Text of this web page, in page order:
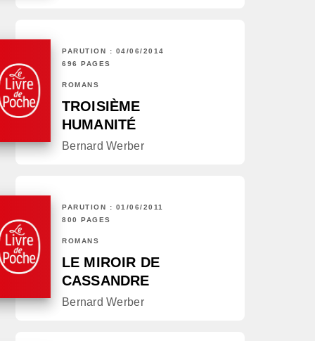
PARUTION : 04/06/2014
696 PAGES
ROMANS
TROISIÈME
HUMANITÉ
Bernard Werber
PARUTION : 01/06/2011
800 PAGES
ROMANS
LE MIROIR DE
CASSANDRE
Bernard Werber